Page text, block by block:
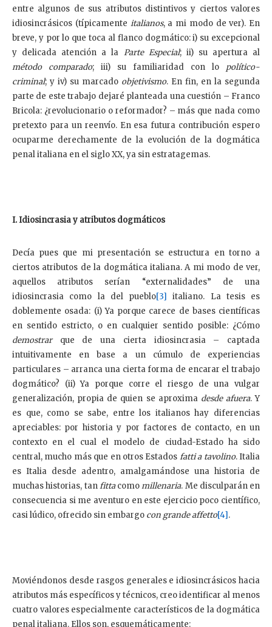
entre algunos de sus atributos distintivos y ciertos valores
idiosincrásicos (típicamente italianos, a mi modo de ver). En
breve, y por lo que toca al flanco dogmático: i) su excepcional
y delicada atención a la Parte Especial; ii) su apertura al
método comparado; iii) su familiaridad con lo político-
criminal; y iv) su marcado objetivismo. En fin, en la segunda
parte de este trabajo dejaré planteada una cuestión – Franco
Bricola: ¿revolucionario o reformador? – más que nada como
pretexto para un reenvío. En esa futura contribución espero
ocuparme derechamente de la evolución de la dogmática
penal italiana en el siglo XX, ya sin estratagemas.
I. Idiosincrasia y atributos dogmáticos
Decía pues que mi presentación se estructura en torno a
ciertos atributos de la dogmática italiana. A mi modo de ver,
aquellos atributos serían “externalidades” de una
idiosincrasia como la del pueblo[3] italiano. La tesis es
doblemente osada: (i) Ya porque carece de bases científicas
en sentido estricto, o en cualquier sentido posible: ¿Cómo
demostrarque de una cierta idiosincrasia – captada
intuitivamente en base a un cúmulo de experiencias
particulares – arranca una cierta forma de encarar el trabajo
dogmático? (ii) Ya porque corre el riesgo de una vulgar
generalización, propia de quien se aproxima desde afuera. Y
es que, como se sabe, entre los italianos hay diferencias
apreciables: por historia y por factores de contacto, en un
contexto en el cual el modelo de ciudad-Estado ha sido
central, mucho más que en otros Estados fatti a tavolino. Italia
es Italia desde adentro, amalgamándose una historia de
muchas historias, tanfittacomomillenaria. Me disculparán en
consecuencia si me aventuro en este ejercicio poco científico,
casi lúdico, ofrecido sin embargo con grandeaffetto[4].
Moviéndonos desde rasgos generales e idiosincrásicos hacia
atributos más específicos y técnicos, creo identificar al menos
cuatro valores especialmente característicos de la dogmática
penal italiana. Ellos son, esquemáticamente: